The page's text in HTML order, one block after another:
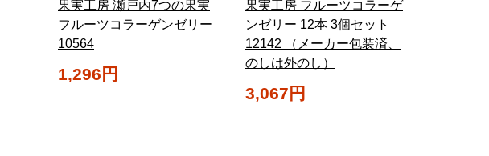
果実工房 瀬戸内7つの果実
フルーツコラーゲンゼリー
10564
1,296円
果実工房 フルーツコラーゲ
ンゼリー 12本 3個セット
12142 （メーカー包装済、
のしは外のし）
3,067円